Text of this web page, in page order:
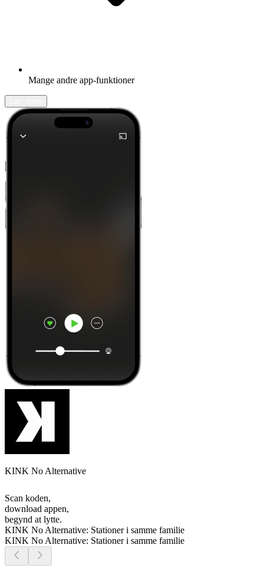
Mange andre app-funktioner
KINK No Alternative
Scan koden,
download appen,
begynd at lytte.
KINK No Alternative: Stationer i samme familie
KINK No Alternative: Stationer i samme familie